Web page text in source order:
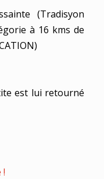
(Tradisyon
à 16 kms de
est lui retourné
!